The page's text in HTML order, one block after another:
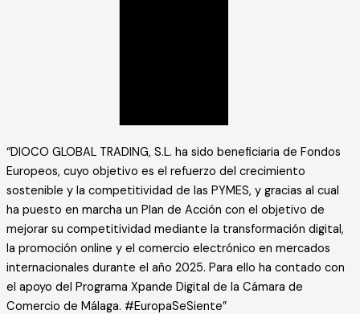
“DIOCO GLOBAL TRADING, S.L. ha sido beneficiaria de Fondos
Europeos, cuyo objetivo es el refuerzo del crecimiento
sostenible y la competitividad de las PYMES, y gracias al cual
ha puesto en marcha un Plan de Acción con el objetivo de
mejorar su competitividad mediante la transformación digital,
la promoción online y el comercio electrónico en mercados
internacionales durante el año 2025. Para ello ha contado con
el apoyo del Programa Xpande Digital de la Cámara de
Comercio de Málaga. #EuropaSeSiente”